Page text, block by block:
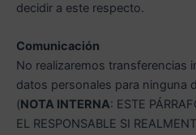
decidir a este respecto.
Comunicación
No realizaremos transferencias
datos personales para ninguna
(NOTA INTERNA: ESTE
EL RESPONSABLE SI